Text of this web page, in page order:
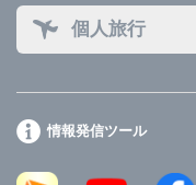
個人旅行
情報発信ツール